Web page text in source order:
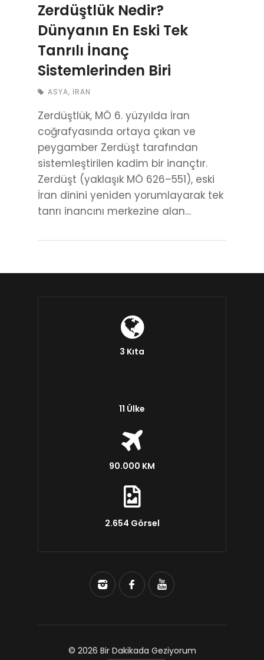
Zerdüştlük Nedir?
Dünyanın En Eski Tek
Tanrılı İnanç
Sistemlerinden Biri
ASYA, İRAN
Zerdüştlük, MÖ 6. yüzyılda İran
coğrafyasında ortaya çıkan ve
peygamber Zerdüşt tarafından
sistemleştirilen kadim bir inançtır.
Zerdüşt (yaklaşık MÖ 626–551), eski
İran dinini yeniden yorumlayarak tek
tanrı inancını merkezine alan…
3 Kıta
11 Ülke
90.000 KM
2.654 Görsel
© 2026 Bir Dakikada Geziyorum